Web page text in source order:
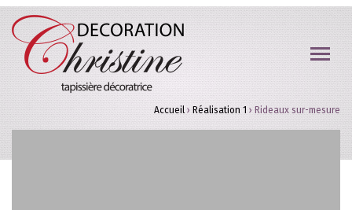
Accueil › Réalisation 1 › Rideaux sur-mesure